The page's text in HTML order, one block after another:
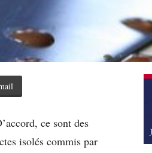
ce sont des
isolés commis par